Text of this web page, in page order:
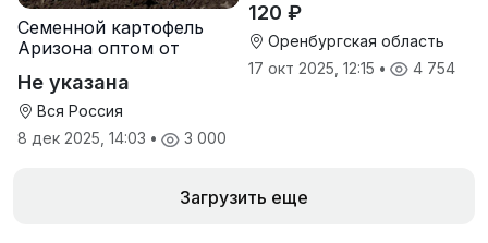
Семенной картофель
Аризона оптом от
Не указана
Вся Россия
8 дек 2025, 14:03 • 3 000
120 ₽
Оренбургская область
17 окт 2025, 12:15 • 4 754
Загрузить еще